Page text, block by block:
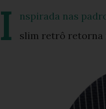
I
nspirada nas
slim retrô retorna